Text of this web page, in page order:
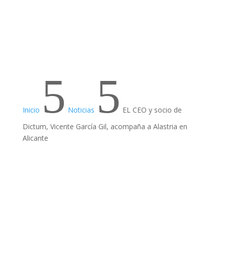
Inicio 5 Noticias 5 EL CEO y socio de
Dictum, Vicente García Gil, acompaña a Alastria en
Alicante